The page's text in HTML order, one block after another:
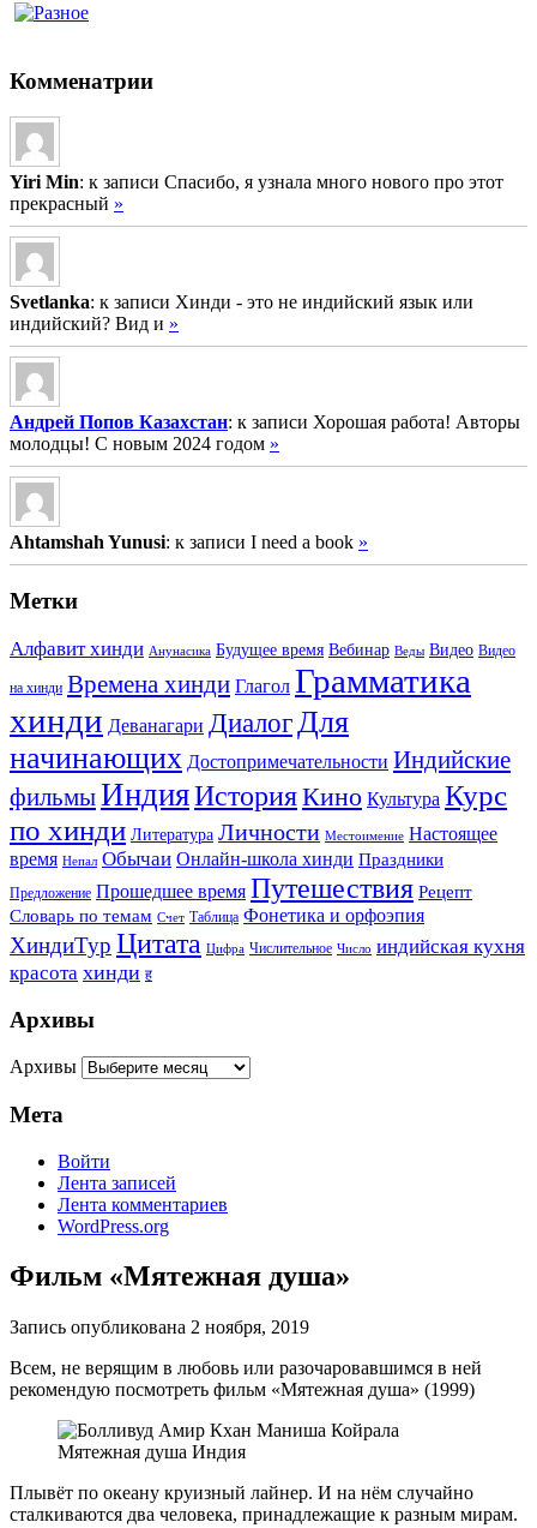
Комменатрии
Yiri Min: к записи Спасибо, я узнала много нового про этот
прекрасный »
Svetlanka: к записи Хинди - это не индийский язык или
индийский? Вид и »
Андрей Попов Казахстан: к записи Хорошая работа! Авторы
молодцы! С новым 2024 годом »
Ahtamshah Yunusi: к записи I need a book »
Метки
Алфавит хинди Анунасика Будущее время Вебинар Веды Видео Видео
на хинди Времена хинди Глагол Грамматика
хинди Деванагари Диалог Для
начинающих Достопримечательности Индийские
фильмыИндияИсторияКино Культура Курс
по хинди Литература Личности Местоимение Настоящее
время Непал Обычаи Онлайн-школа хинди Праздники
Предложение Прошедшее время Путешествия Рецепт
Словарь по темам Счет Таблица Фонетика и орфоэпия
ХиндиТур Цитата Цифра Числительное Число индийская кухня
красота хинди ह
Архивы
Архивы
Мета
Войти
Лента записей
Лента комментариев
WordPress.org
Фильм «Мятежная душа»
Запись опубликована 2 ноября, 2019
Всем, не верящим в любовь или разочаровавшимся в ней
рекомендую посмотреть фильм «Мятежная душа» (1999)
Плывёт по океану круизный лайнер. И на нём случайно
сталкиваются два человека, принадлежащие к разным мирам.